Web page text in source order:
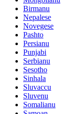
Birmanu
Nepalese
Novegese
Pashto
Persianu
Punjabi
Serbianu
Sesotho
Sinhala
Sluvaccu
Sluvenu
Somalianu